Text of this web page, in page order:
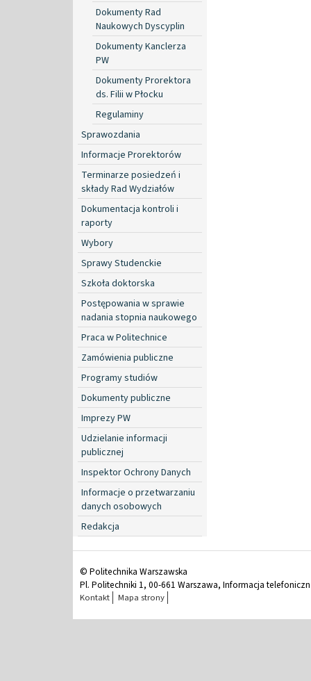
Dokumenty Rad
Naukowych Dyscyplin
Dokumenty Kanclerza
PW
Dokumenty Prorektora
ds. Filii w Płocku
Regulaminy
Sprawozdania
Informacje Prorektorów
Terminarze posiedzeń i
składy Rad Wydziałów
Dokumentacja kontroli i
raporty
Wybory
Sprawy Studenckie
Szkoła doktorska
Postępowania w sprawie
nadania stopnia naukowego
Praca w Politechnice
Zamówienia publiczne
Programy studiów
Dokumenty publiczne
Imprezy PW
Udzielanie informacji
publicznej
Inspektor Ochrony Danych
Informacje o przetwarzaniu
danych osobowych
Redakcja
© Politechnika Warszawska
Pl. Politechniki 1, 00-661 Warszawa, Informacja
Kontakt Mapa strony